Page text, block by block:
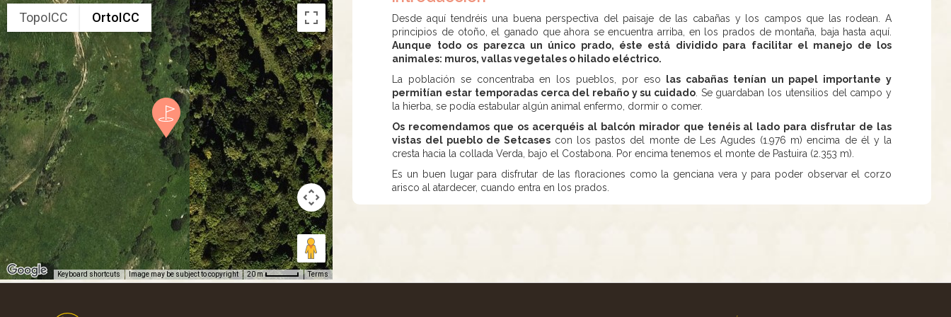
TopoICC OrtoICC
Keyboard shortcuts Image may be subject to copyright 20 m Terms
Desde aquí tendréis una buena perspectiva del paisaje de las cabañas y los campos que las rodean. A
principios de otoño, el ganado que ahora se encuentra arriba, en los prados de montaña, baja hasta aquí.
Aunque todo os parezca un único prado, éste está dividido para facilitar el manejo de los
animales: muros, vallas vegetales o hilado eléctrico.
La población se concentraba en los pueblos, por eso
las cabañas tenían un papel importante y
permitían estar temporadas cerca del rebaño y su cuidado . Se guardaban los utensilios del campo y
la hierba, se podía estabular algún animal enfermo, dormir o comer.
Os recomendamos que os acerquéis al balcón mirador que tenéis al lado para disfrutar de las
vistas del pueblo de Setcasescon los pastos del monte de Les Agudes (1.976 m) encima de él y la
cresta hacia la collada Verda, bajo el Costabona. Por encima tenemos el monte de Pastuira (2.353 m).
Es un buen lugar para disfrutar de las floraciones como la genciana vera y para poder observar el corzo
arisco al atardecer, cuando entra en los prados.